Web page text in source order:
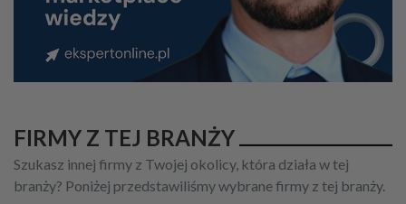
FIRMY Z TEJ BRANŻY
Szukasz innej firmy z Twojej okolicy, która działa w tej
branży? Poniżej przedstawiliśmy wybrane firmy z tej branży.